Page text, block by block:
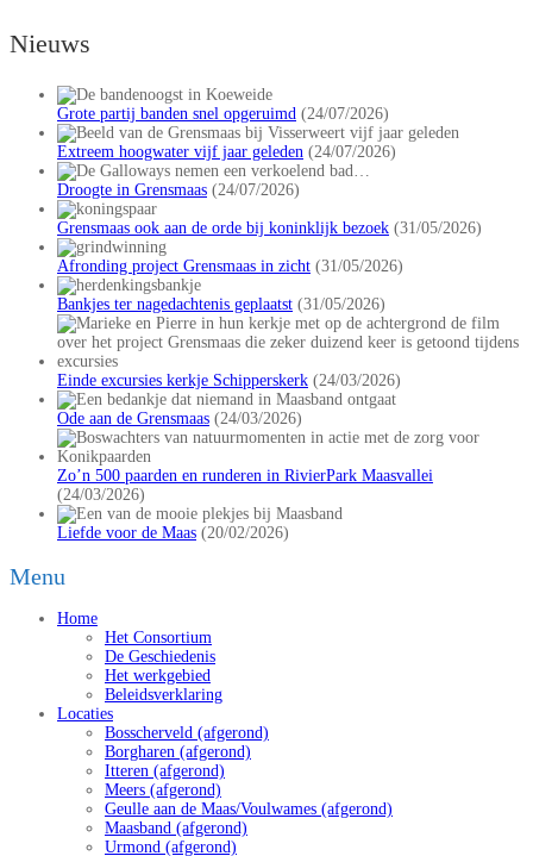
Nieuws
Grote partij banden snel opgeruimd (24/07/2026)
Extreem hoogwater vijf jaar geleden (24/07/2026)
Droogte in Grensmaas (24/07/2026)
Grensmaas ook aan de orde bij koninklijk bezoek (31/05/2026)
Afronding project Grensmaas in zicht (31/05/2026)
Bankjes ter nagedachtenis geplaatst (31/05/2026)
Einde excursies kerkje Schipperskerk (24/03/2026)
Ode aan de Grensmaas (24/03/2026)
Zo’n 500 paarden en runderen in RivierPark Maasvallei
(24/03/2026)
Liefde voor de Maas (20/02/2026)
Menu
Home
Het Consortium
De Geschiedenis
Het werkgebied
Beleidsverklaring
Locaties
Bosscherveld (afgerond)
Borgharen (afgerond)
Itteren (afgerond)
Meers (afgerond)
Geulle aan de Maas/Voulwames (afgerond)
Maasband (afgerond)
Urmond (afgerond)